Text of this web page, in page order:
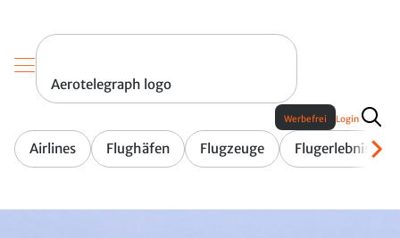
Aerotelegraph logo
Airlines Flughäfen Flugzeuge Flugerlebnis
Werbefrei Login